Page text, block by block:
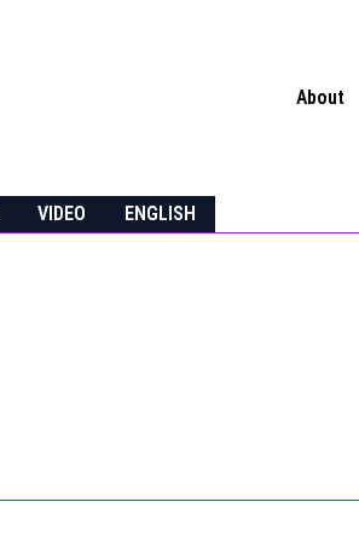
About
VIDEO ENGLISH